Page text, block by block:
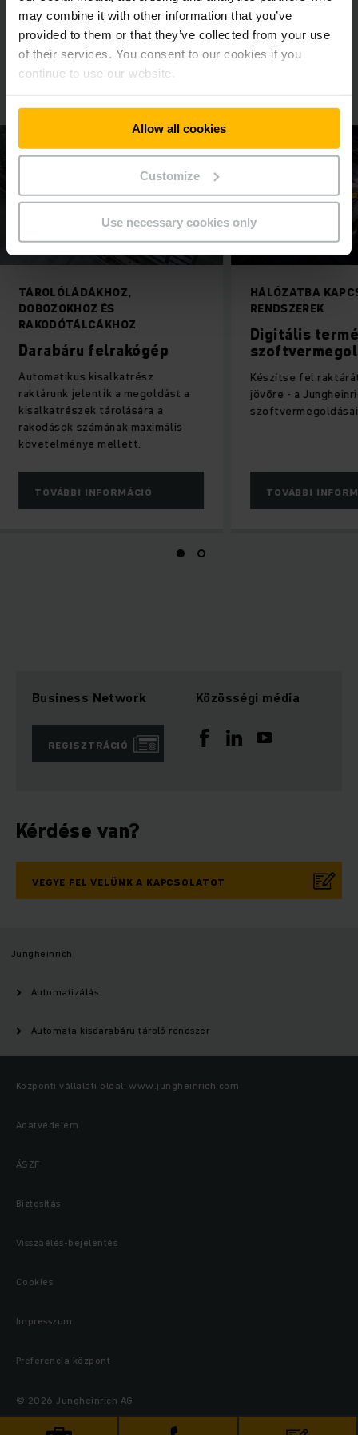
may combine it with other information that you’ve
provided to them or that they’ve collected from your use
of their services. You consent to our cookies if you
continue to use our website.
Allow all cookies
Customize
Use necessary cookies only
gyorsítás során visszakerül a hajtórendszerbe. A moduláris
konstrukciónak köszönhetően a berendezés rugalmasan, az
egyedi tárolási igényeknek megfelelően alkalmazható.
TÁROLÓLÁDÁKHOZ,
DOBOZOKHOZ ÉS
RAKODÓTÁLCÁKHOZ
Darabáru felrakógép
Automatikus kisalkatrész
raktárunk jelentik a megoldást a
kisalkatrészek tárolására a
rakodások számának maximális
követelménye mellett.
TOVÁBBI INFORMÁCIÓ
HÁLÓZATBA
RENDSZEREK
Digitális
Készítse fel
jövőre - a
TOVÁBBI
Business Network
REGISZTRÁCIÓ
Közösségi média
Kérdése van?
VEGYE FEL VELÜNK A KAPCSOLATOT
Jungheinrich
Automatizálás
Automata kisdarabáru tároló rendszer
Központi vállalati oldal: www.jungheinrich.com
Adatvédelem
ÁSZF
Biztosítás
Visszaélés-bejelentés
Cookies
Impresszum
Preferencia központ
© 2026 Jungheinrich AG